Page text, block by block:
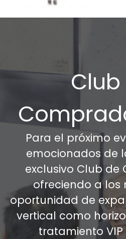
Para el próximo
emocionados de
exclusivo Club de
ofreciendo a los
oportunidad de
vertical como
tratamiento